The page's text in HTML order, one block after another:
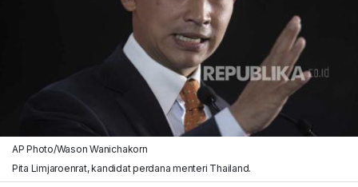
AP Photo/Wason Wanichakorn
Pita Limjaroenrat, kandidat perdana menteri Thailand.